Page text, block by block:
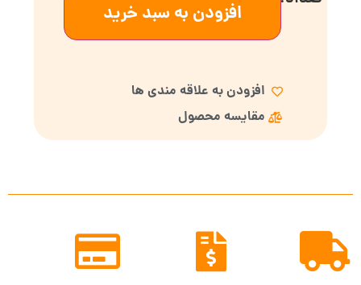
افزودن به سبد خرید
افزودن به علاقه مندی ها
مقایسه محصول